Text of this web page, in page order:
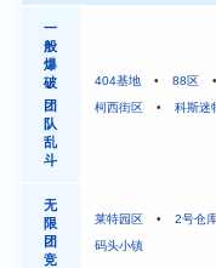
一
般
爆
破
团
队
乱
斗
404基地 • 88区 •
柯西街区
• 科斯迷
无
限
团
竞
莱特园区 • 2号仓
码头小镇